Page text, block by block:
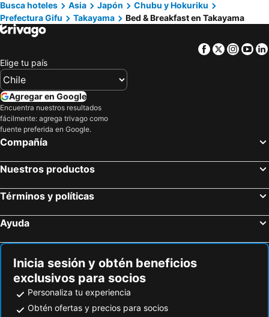
Busca hoteles Asia Japón
Chubu y Hokuriku
Prefectura Gifu
Takayama Bed & Breakfast en Takayama
Facebook
Twitter
Elige tu país
Agregar en Google
Encuentra nuestros resultados
fácilmente: agrega trivago como
fuente preferida en Google.
Compañía
Nuestros productos
Términos y políticas
Ayuda
Inicia sesión y obtén beneficios
exclusivos para socios
Personaliza tu experiencia
Obtén ofertas y precios para socios